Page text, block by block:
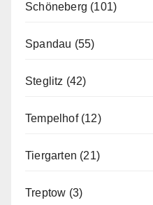
Schöneberg (101)
Spandau (55)
Steglitz (42)
Tempelhof(12)
Tiergarten (21)
Treptow (3)